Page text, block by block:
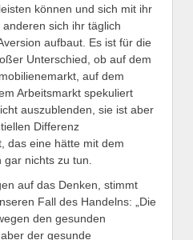
können und sich mit ihr
sich ihr täglich
aufbaut. Es ist für die
Unterschied, ob auf dem
auf dem
Arbeitsmarkt spekuliert
auszublenden, sie ist aber
Differenz
das eine hätte mit dem
nichts zu tun.
auf das Denken, stimmt
Fall des Handelns: „Die
den gesunden
der gesunde